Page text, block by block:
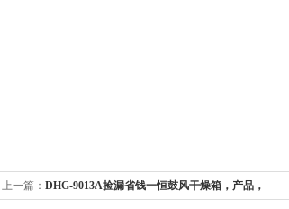
上一篇： DHG-9013A捡漏省钱一恒鼓风干燥箱，产品，